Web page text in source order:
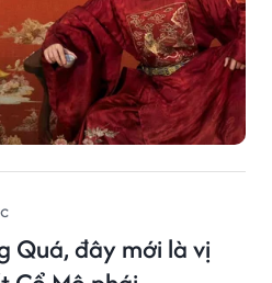
Quá, đây mới là vị